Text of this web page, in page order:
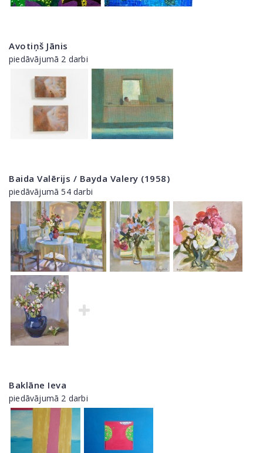
Avotiņš Jānis
piedāvājumā 2 darbi
Baida Valērijs / Bayda Valery (1958)
piedāvājumā 54 darbi
Baklāne Ieva
piedāvājumā 2 darbi